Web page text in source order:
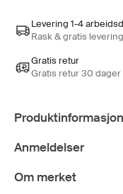
Levering 1-4
Rask & gratis
Gratis retur
Gratis retur 30 dager
Produktinformasjon
Anmeldelser
Om merket